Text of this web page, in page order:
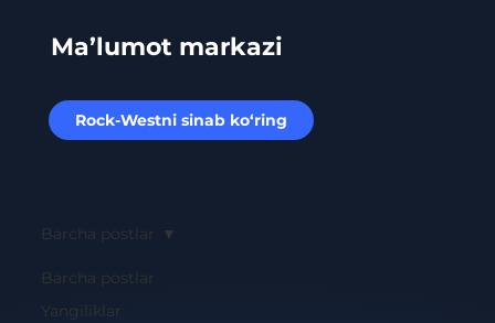
Ma’lumot markazi
Rock-Westni sinab ko‘ring
Barcha postlar
Yangiliklar
Barcha postlar